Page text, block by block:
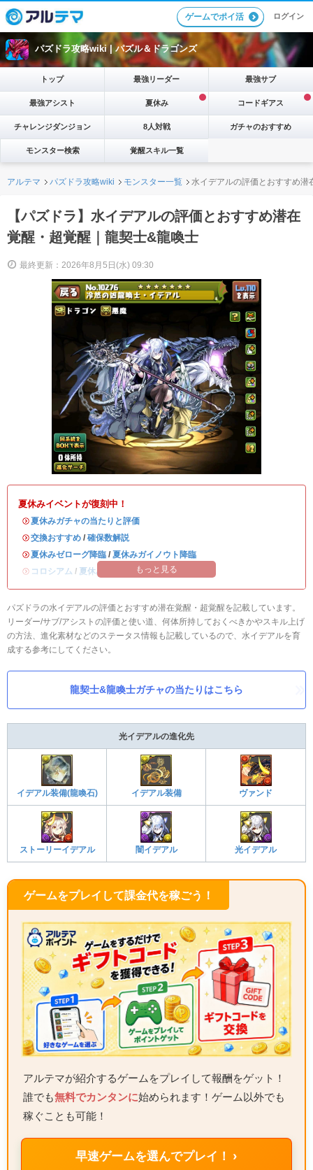
ゲームでポイ活 ログイン
パズドラ攻略wiki |パズル＆ドラゴンズ
トップ 最強リーダー 最強サブ
最強アシスト 夏休み コードギアス
チャレンジダンジョン 8人対戦 ガチャのおすすめ
モンスター検索 覚醒スキル一覧
アルテマ パズドラ攻略wiki モンスター一覧 水イデアルの評価とおすすめ潜
【パズドラ】水イデアルの評価とおすすめ潜在
覚醒・超覚醒｜龍契士&龍喚士
最終更新：2026年8月5日(水) 09:30
夏休みイベントが復刻中！
・夏休みガチャの当たりと評価
・交換おすすめ / 確保数解説
・夏休みゼローグ降臨 / 夏休みガイノウト降臨
・ コロシアム / 夏休みワンタッチもっと見る
パズドラの水イデアルの評価とおすすめ潜在覚醒・超覚醒を記載しています。
リーダー/サブ/アシストの評価と使い道、何体所持しておくべきかやスキル上げ
の方法、進化素材などのステータス情報も記載しているので、水イデアルを育
成する参考にしてください。
龍契士&龍喚士ガチャの当たりはこちら
光イデアルの進化先
イデアル装備(龍喚石) イデアル装備 ヴァンド
ストーリーイデアル 闇イデアル 光イデアル
ゲームをプレイして課金代を稼ごう！
アルテマが紹介するゲームをプレイして報酬をゲット！
誰でも無料でカンタンに始められます！ゲーム以外でも
稼ぐことも可能！
早速ゲームを選んでプレイ！ ›